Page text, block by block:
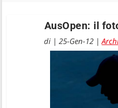
AusOpen: il
di | 25-Gen-12 |